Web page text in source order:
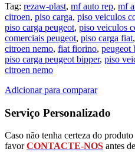
Tag: rezaw-plast, mf auto rep, mf
citroen, piso carga, piso veiculos
piso carga peugeot, piso veiculos
comerciais peugeot, piso carga fiat,
citroen nemo, fiat fiorino, peugeot
piso carga peugeot bipper, piso
citroen nemo
Adicionar para comparar
Serviço Personalizado
Caso não tenha certeza do
favorCONTACTE-NOS antes